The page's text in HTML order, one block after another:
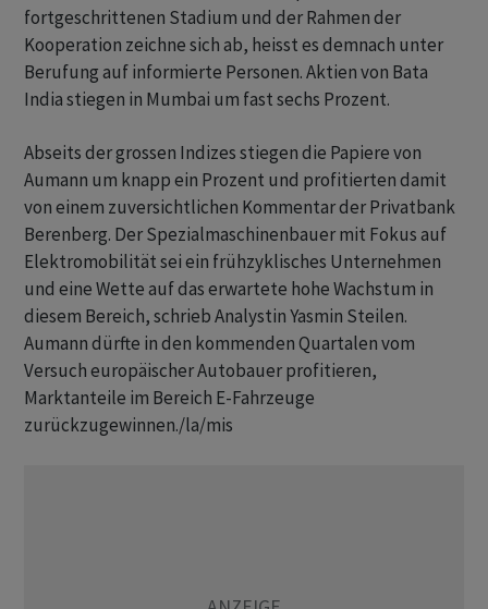
fortgeschrittenen Stadium und der Rahmen der
Kooperation zeichne sich ab, heisst es demnach unter
Berufung auf informierte Personen. Aktien von Bata
India stiegen in Mumbai um fast sechs Prozent.
Abseits der grossen Indizes stiegen die Papiere von
Aumann um knapp ein Prozent und profitierten damit
von einem zuversichtlichen Kommentar der Privatbank
Berenberg. Der Spezialmaschinenbauer mit Fokus auf
Elektromobilität sei ein frühzyklisches Unternehmen
und eine Wette auf das erwartete hohe Wachstum in
diesem Bereich, schrieb Analystin Yasmin Steilen.
Aumann dürfte in den kommenden Quartalen vom
Versuch europäischer Autobauer profitieren,
Marktanteile im Bereich E-Fahrzeuge
zurückzugewinnen./la/mis